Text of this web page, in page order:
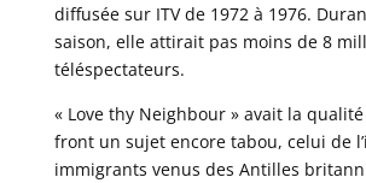
diffusée sur ITV de 1972 à 1976.
saison, elle attirait pas moins de 8
téléspectateurs.
« Love thy Neighbour » avait la
front un sujet encore tabou, celui de
immigrants venus des Antilles